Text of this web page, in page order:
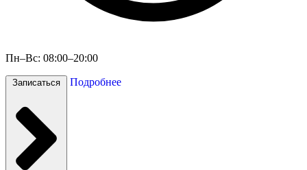
Пн–Вс: 08:00–20:00
Записаться Подробнее